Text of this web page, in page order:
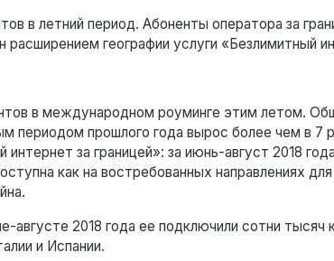
в летний период. Абоненты оператора за
географии услуги «Безлимитный
в международном роуминге этим летом.
периодом прошлого года вырос более чем в 7
за границей»: за июнь-август 2018
как на востребованных направлениях
августе 2018 года ее подключили сотни тысяч
и Испании.